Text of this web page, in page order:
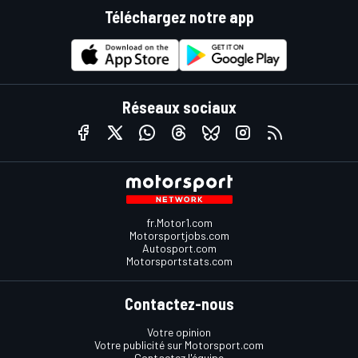
Téléchargez notre app
Réseaux sociaux
fr.Motor1.com
Motorsportjobs.com
Autosport.com
Motorsportstats.com
Contactez-nous
Votre opinion
Votre publicité sur Motorsport.com